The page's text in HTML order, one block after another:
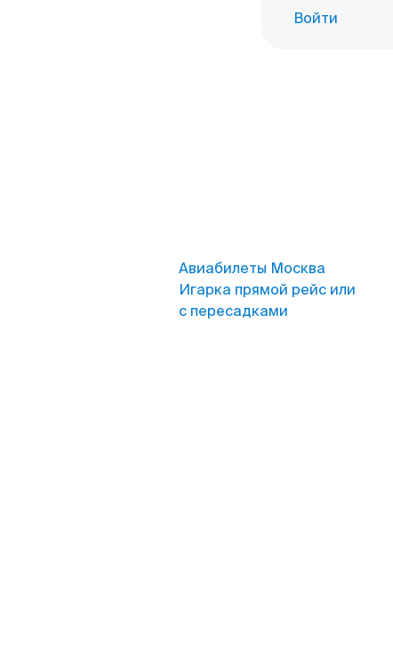
Войти
Авиабилеты Москва
Игарка прямой рейс или
с пересадками